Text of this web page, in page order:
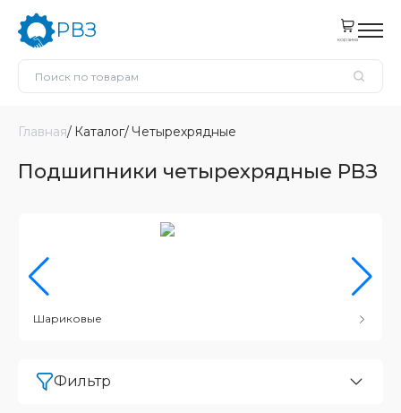
РВЗ корзина
Главная Каталог Четырехрядные
Подшипники четырехрядные РВЗ
Шариковые
Фильтр